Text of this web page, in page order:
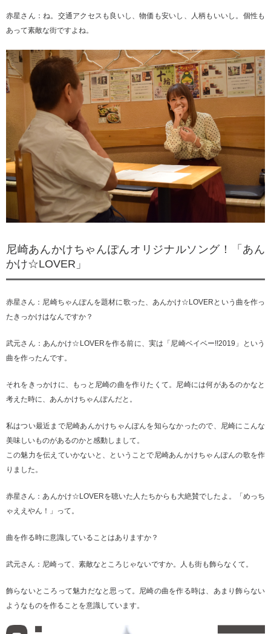
赤星さん：ね。交通アクセスも良いし、物価も安いし、人柄もいいし。個性も
あって素敵な街ですよね。
尼崎あんかけちゃんぽんオリジナルソング！「あん
かけ☆LOVER」
赤星さん：尼崎ちゃんぽんを題材に歌った、あんかけ☆LOVERという曲を作っ
たきっかけはなんですか？
武元さん：あんかけ☆LOVERを作る前に、実は「尼崎ベイベー!!2019」という
曲を作ったんです。
それをきっかけに、もっと尼崎の曲を作りたくて。尼崎には何があるのかなと
考えた時に、あんかけちゃんぽんだと。
私はつい最近まで尼崎あんかけちゃんぽんを知らなかったので、尼崎にこんな
美味しいものがあるのかと感動しまして。
この魅力を伝えていかないと、ということで尼崎あんかけちゃんぽんの歌を作
りました。
赤星さん：あんかけ☆LOVERを聴いた人たちからも大絶賛でしたよ。「めっち
ゃええやん！」って。
曲を作る時に意識していることはありますか？
武元さん：尼崎って、素敵なところじゃないですか。人も街も飾らなくて。
飾らないところって魅力だなと思って。尼崎の曲を作る時は、あまり飾らない
ようなものを作ることを意識しています。